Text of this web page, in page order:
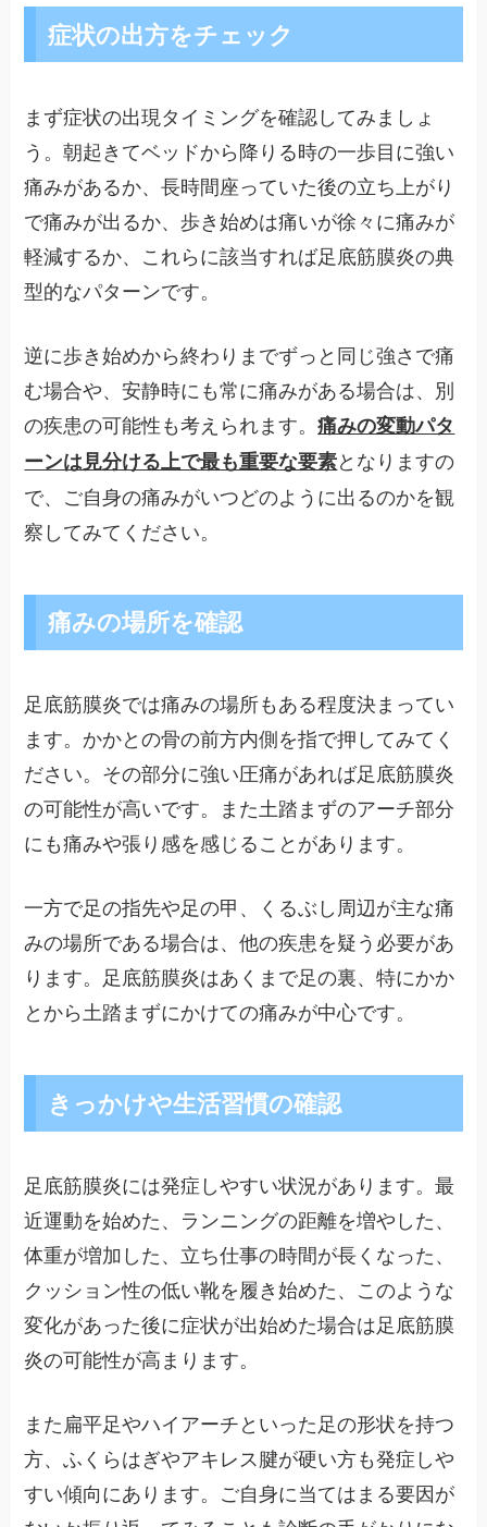
症状の出方をチェック
まず症状の出現タイミングを確認してみましょ
う。朝起きてベッドから降りる時の一歩目に強い
痛みがあるか、長時間座っていた後の立ち上がり
で痛みが出るか、歩き始めは痛いが徐々に痛みが
軽減するか、これらに該当すれば足底筋膜炎の典
型的なパターンです。
逆に歩き始めから終わりまでずっと同じ強さで痛
む場合や、安静時にも常に痛みがある場合は、別
の疾患の可能性も考えられます。痛みの変動パタ
ーンは見分ける上で最も重要な要素となりますの
で、ご自身の痛みがいつどのように出るのかを観
察してみてください。
痛みの場所を確認
足底筋膜炎では痛みの場所もある程度決まってい
ます。かかとの骨の前方内側を指で押してみてく
ださい。その部分に強い圧痛があれば足底筋膜炎
の可能性が高いです。また土踏まずのアーチ部分
にも痛みや張り感を感じることがあります。
一方で足の指先や足の甲、くるぶし周辺が主な痛
みの場所である場合は、他の疾患を疑う必要があ
ります。足底筋膜炎はあくまで足の裏、特にかか
とから土踏まずにかけての痛みが中心です。
きっかけや生活習慣の確認
足底筋膜炎には発症しやすい状況があります。最
近運動を始めた、ランニングの距離を増やした、
体重が増加した、立ち仕事の時間が長くなった、
クッション性の低い靴を履き始めた、このような
変化があった後に症状が出始めた場合は足底筋膜
炎の可能性が高まります。
また扁平足やハイアーチといった足の形状を持つ
方、ふくらはぎやアキレス腱が硬い方も発症しや
すい傾向にあります。ご自身に当てはまる要因が